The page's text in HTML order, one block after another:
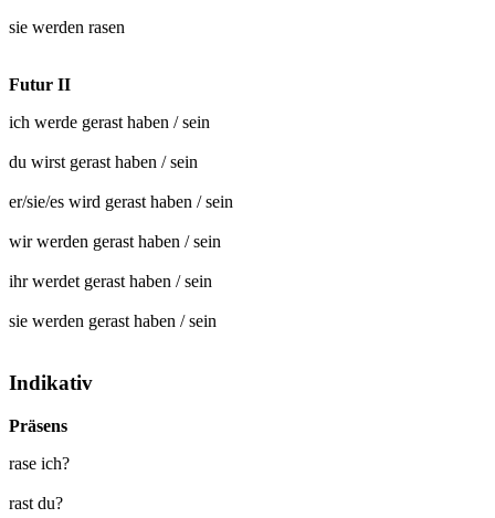
sie werden rasen
Futur II
ich werde gerast haben / sein
du wirst gerast haben / sein
er/sie/es wird gerast haben / sein
wir werden gerast haben / sein
ihr werdet gerast haben / sein
sie werden gerast haben / sein
Indikativ
Präsens
rase ich?
rast du?